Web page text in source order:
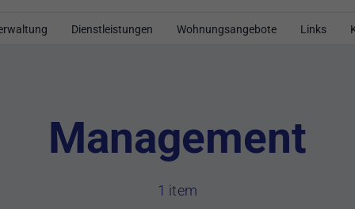
Dienstleistungen Wohnungsangebote Links
Management
1 item